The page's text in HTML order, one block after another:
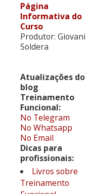
Página
Informativa do
Curso
Produtor: Giovani
Soldera
Atualizações do
blog
Treinamento
Funcional:
No Telegram
No Whatsapp
No Email
Dicas para
profissionais:
Livros sobre
Treinamento